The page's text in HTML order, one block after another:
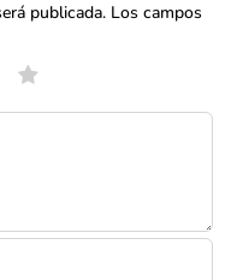
publicada. Los campos